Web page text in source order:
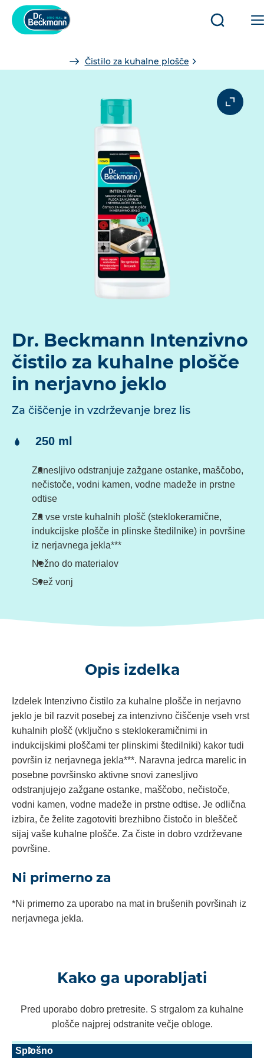
Odpri/
Čistilo za kuhalne plošče
Dr. Beckmann Intenzivno
čistilo za kuhalne plošče
in nerjavno jeklo
Za čiščenje in vzdrževanje brez lis
Vsebina:
250 ml
Zanesljivo odstranjuje zažgane ostanke, maščobo,
nečistoče, vodni kamen, vodne madeže in prstne
odtise
Za vse vrste kuhalnih plošč (steklokeramične,
indukcijske plošče in plinske štedilnike) in površine
iz nerjavnega jekla***
Nežno do materialov
Svež vonj
Opis izdelka
Izdelek Intenzivno čistilo za kuhalne plošče in nerjavno
jeklo je bil razvit posebej za intenzivno čiščenje vseh vrst
kuhalnih plošč (vključno s steklokeramičnimi in
indukcijskimi ploščami ter plinskimi štedilniki) kakor tudi
površin iz nerjavnega jekla***. Naravna jedrca marelic in
posebne površinsko aktivne snovi zanesljivo
odstranjujejo zažgane ostanke, maščobo, nečistoče,
vodni kamen, vodne madeže in prstne odtise. Je odlična
izbira, če želite zagotoviti brezhibno čistočo in bleščeč
sijaj vaše kuhalne plošče. Za čiste in dobro vzdrževane
površine.
Ni primerno za
*Ni primerno za uporabo na mat in brušenih površinah iz
nerjavnega jekla.
Kako ga uporabljati
Pred uporabo dobro pretresite. S strgalom za kuhalne
plošče najprej odstranite večje obloge.
Splošno